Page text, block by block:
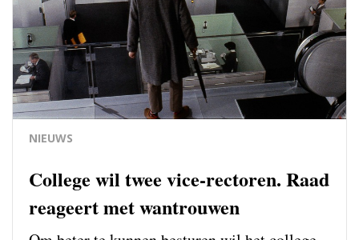
NIEUWS
College wil twee vice-rectoren. Raad
reageert met wantrouwen